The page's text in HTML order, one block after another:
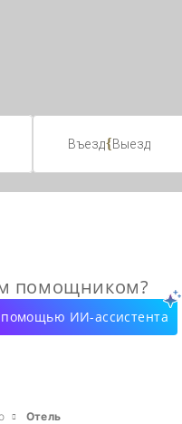
Въезд{Выезд
помощником?
помощью ИИ-ассистента
Отель